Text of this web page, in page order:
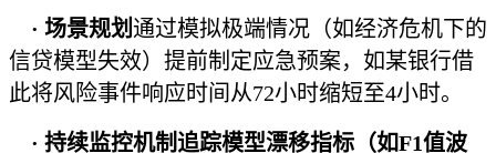
· 场景规划通过模拟极端情况（如经济危机下的
信贷模型失效）提前制定应急预案，如某银行借
此将风险事件响应时间从72小时缩短至4小时。
· 持续监控机制 追踪模型漂移指标（如F1值波